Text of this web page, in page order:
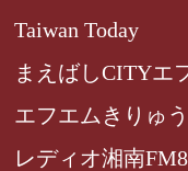
Taiwan Today
まえばしCITYエ
エフエムきりゅ
レディオ湘南